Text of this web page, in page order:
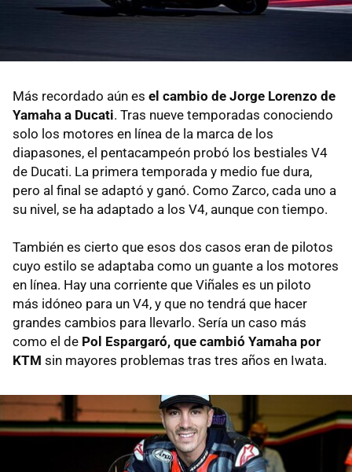
Más recordado aún es el cambio de Jorge Lorenzo de
Yamaha a Ducati. Tras nueve temporadas conociendo
solo los motores en línea de la marca de los
diapasones, el pentacampeón probó los bestiales V4
de Ducati. La primera temporada y medio fue dura,
pero al final se adaptó y ganó. Como Zarco, cada uno a
su nivel, se ha adaptado a los V4, aunque con tiempo.
También es cierto que esos dos casos eran de pilotos
cuyo estilo se adaptaba como un guante a los motores
en línea. Hay una corriente que Viñales es un piloto
más idóneo para un V4, y que no tendrá que hacer
grandes cambios para llevarlo. Sería un caso más
como el de Pol Espargaró, que cambió Yamaha por
KTM sin mayores problemas tras tres años en Iwata.